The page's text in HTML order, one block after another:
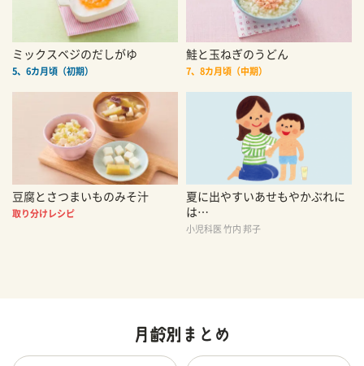
ミックスベジのだしがゆ
5、6カ月頃（初期）
鮭と玉ねぎのうどん
7、8カ月頃（中期）
豆腐とさつまいものみそ汁
取り分けレシピ
夏に出やすいあせもやかぶれに
は…
小児科医 竹内 邦子